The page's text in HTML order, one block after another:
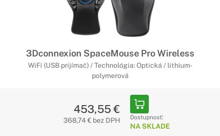
3Dconnexion SpaceMouse Pro Wireless
WiFi (USB prijímač) / Technológia: Optická / lithium-
polymerová
453,55 €
368,74 € bez DPH Dostupnosť:
NA SKLADE